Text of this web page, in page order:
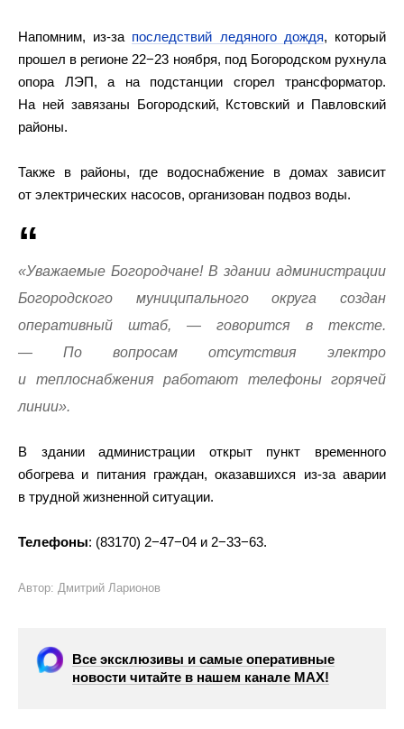
Напомним, из-за последствий ледяного дождя, который
прошел в регионе 22−23 ноября, под Богородском рухнула
опора ЛЭП, а на подстанции сгорел трансформатор.
На ней завязаны Богородский, Кстовский и Павловский
районы.
Также в районы, где водоснабжение в домах зависит
от электрических насосов, организован подвоз воды.
«Уважаемые Богородчане! В здании администрации
Богородского муниципального округа создан
оперативный штаб, — говорится в тексте.
— По вопросам отсутствия электро
и теплоснабжения работают телефоны горячей
линии».
В здании администрации открыт пункт временного
обогрева и питания граждан, оказавшихся из-за аварии
в трудной жизненной ситуации.
Телефоны: (83170) 2−47−04 и 2−33−63.
Автор: Дмитрий Ларионов
Все эксклюзивы и самые оперативные
новости читайте в нашем канале МАХ!